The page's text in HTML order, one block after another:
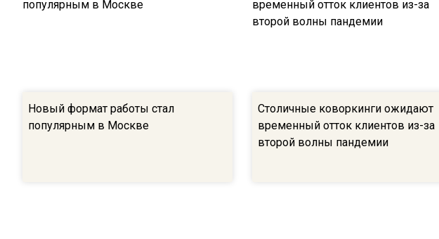
Новый формат работы стал
популярным в Москве
Столичные коворкинги ожидают
временный отток клиентов из-за
второй волны пандемии